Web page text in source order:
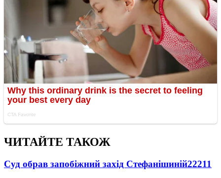
ЧИТАЙТЕ ТАКОЖ
Суд обрав запобіжний захід Стефанішиній22211